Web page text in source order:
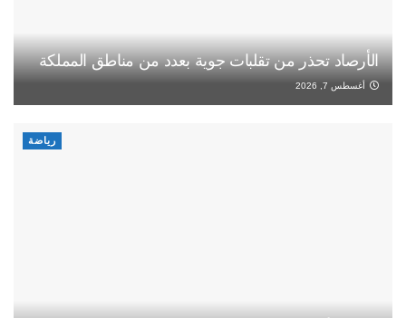
الأرصاد تحذر من تقلبات جوية بعدد من مناطق المملكة
أغسطس 7, 2026
رياضة